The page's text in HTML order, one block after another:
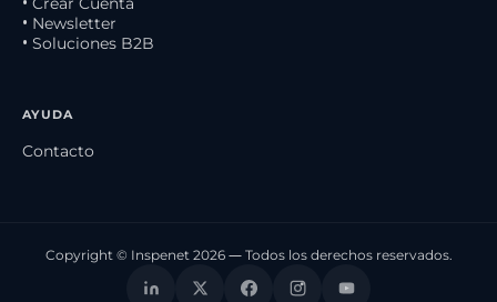
• Newsletter
• Soluciones B2B
AYUDA
Contacto
Copyright © Inspenet 2026 — Todos los derechos reservados.